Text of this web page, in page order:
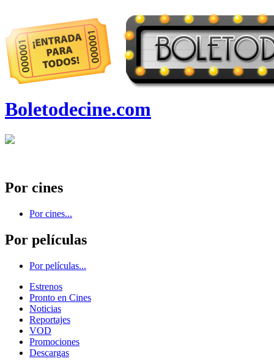
Boletodecine.com
Por cines
Por cines...
Por películas
Por películas...
Estrenos
Pronto en Cines
Noticias
Reportajes
VOD
Promociones
Descargas